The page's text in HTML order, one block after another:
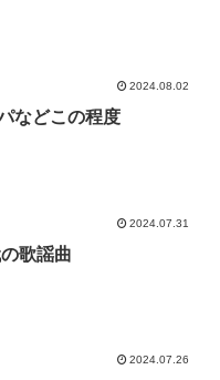
2024.08.02
などこの程度
2024.07.31
歌謡曲
2024.07.26